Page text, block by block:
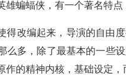
雄蝙蝠侠，有一个著名特
得改编起来，导演的自由
么多，除了最基本的一些
作的精神内核，基础设定，